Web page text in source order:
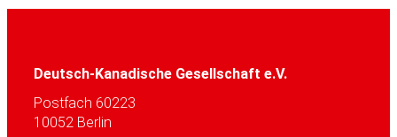
Deutsch-Kanadische Gesellschaft e.V.
Postfach 60223
10052 Berlin